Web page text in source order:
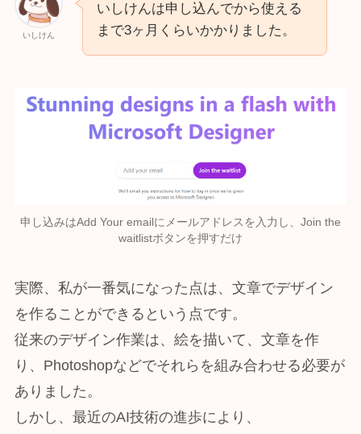
いしけん
いしけんは申し込んでから使える
まで3ヶ月くらいかかりました。
申し込みはAdd Your emailにメールアドレスを入力し、Join the
waitlistボタンを押すだけ
実際、私が一番気になった点は、文章でデザイン
を作ることができるという点です。
従来のデザイン作業は、絵を描いて、文章を作
り、Photoshopなどでそれらを組み合わせる必要が
ありました。
しかし、最近のAI技術の進歩により、